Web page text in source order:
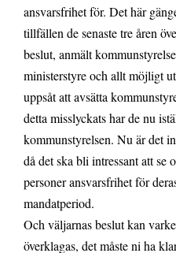
ansvarsfrihet för. Det här
tillfällen de senaste tre åren
beslut, anmält
ministerstyre och allt möjligt
uppsåt att avsätta
detta misslyckats har de nu
kommunstyrelsen. Nu är det
då det ska bli intressant att se
personer ansvarsfrihet för
mandatperiod.
Och väljarnas beslut kan
överklagas, det måste ni ha